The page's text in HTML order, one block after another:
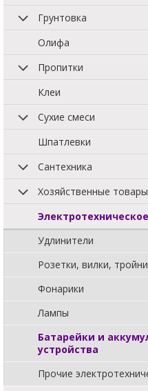
Грунтовка
Олифа
Пропитки
Клеи
Сухие смеси
Шпатлевки
Сантехника
Хозяйственные товары
Удлинители
Розетки, вилки,
Фонарики
Лампы
Батарейки и
устройства
Прочие